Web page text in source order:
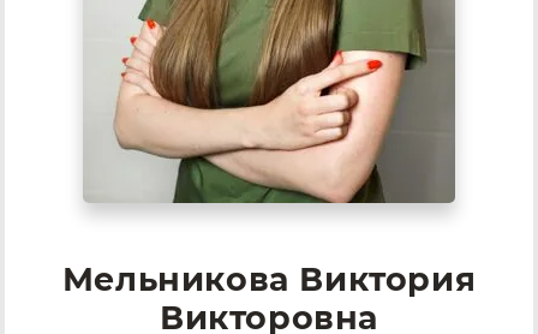
Мельникова Виктория
Викторовна